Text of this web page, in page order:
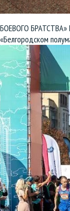
БРАТСТВА»